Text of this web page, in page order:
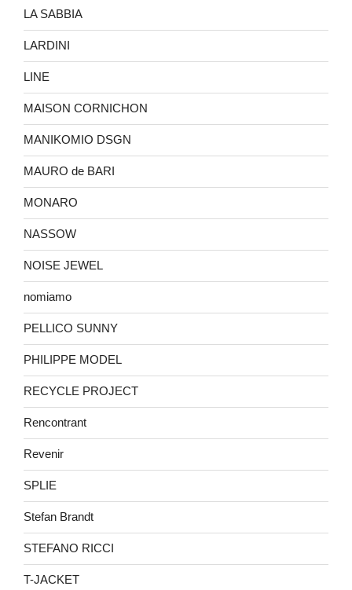
LA SABBIA
LARDINI
LINE
MAISON CORNICHON
MANIKOMIO DSGN
MAURO de BARI
MONARO
NASSOW
NOISE JEWEL
nomiamo
PELLICO SUNNY
PHILIPPE MODEL
RECYCLE PROJECT
Rencontrant
Revenir
SPLIE
Stefan Brandt
STEFANO RICCI
T-JACKET